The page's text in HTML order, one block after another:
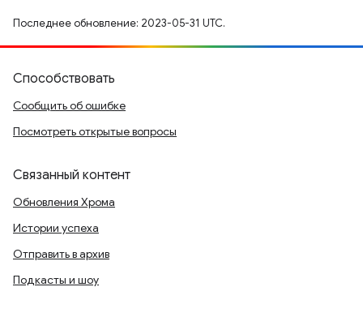
Последнее обновление: 2023-05-31 UTC.
Способствовать
Сообщить об ошибке
Посмотреть открытые вопросы
Связанный контент
Обновления Хрома
Истории успеха
Отправить в архив
Подкасты и шоу